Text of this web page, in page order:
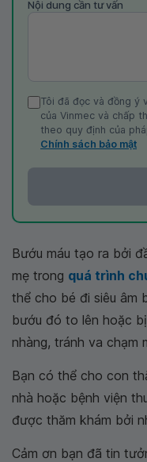
Nội dung cần tư vấn
Tôi đã đọc và đồng ý
của Vinmec và chấp
theo quy định của
Chính sách bảo mật
Bướu máu tạo ra bởi
mẹ trong quá trình
thể cho bé đi siêu âm
bướu đó to lên hoặc
nhàng, tránh va chạm
Bạn có thể cho con
nhà hoặc bệnh viện
được thăm khám bởi
Cảm ơn bạn đã tin